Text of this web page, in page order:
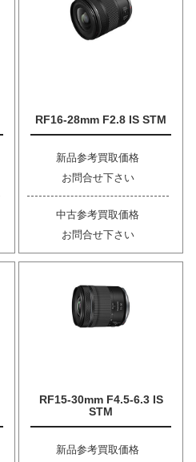
RF16-28mm F2.8 IS STM
新品参考買取価格
お問合せ下さい
中古参考買取価格
お問合せ下さい
RF15-30mm F4.5-6.3 IS
STM
新品参考買取価格